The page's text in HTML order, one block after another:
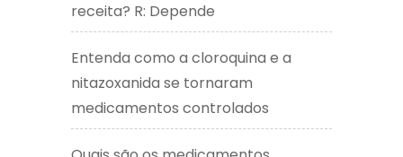
receita? R: Depende
Entenda como a cloroquina e a
nitazoxanida se tornaram
medicamentos controlados